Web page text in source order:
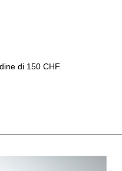
di 150 CHF.